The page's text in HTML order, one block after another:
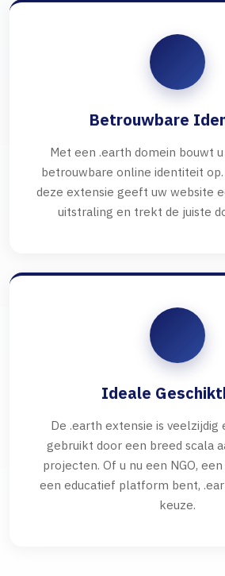
Betrouwbare
Met een .earth domein bouwt
betrouwbare online identiteit
deze extensie geeft uw website
uitstraling en trekt de juiste
Ideale
De .earth extensie is veelzijdig
gebruikt door een breed scala
projecten. Of u nu een NGO,
een educatief platform bent,
keuze.